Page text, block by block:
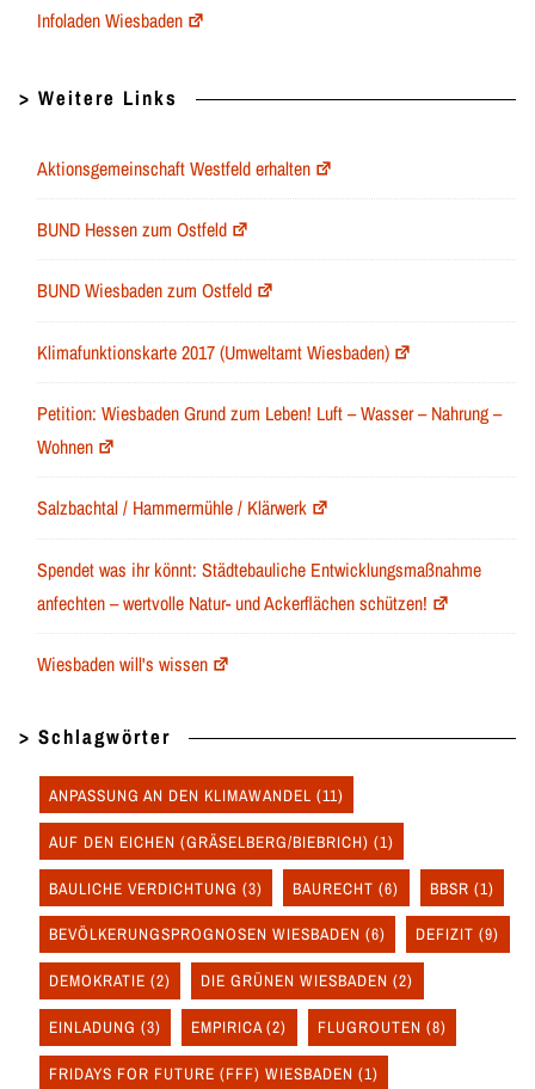
Infoladen Wiesbaden
> Weitere Links
Aktionsgemeinschaft Westfeld erhalten
BUND Hessen zum Ostfeld
BUND Wiesbaden zum Ostfeld
Klimafunktionskarte 2017 (Umweltamt Wiesbaden)
Petition: Wiesbaden Grund zum Leben! Luft – Wasser – Nahrung –
Wohnen
Salzbachtal / Hammermühle / Klärwerk
Spendet was ihr könnt: Städtebauliche Entwicklungsmaßnahme
anfechten – wertvolle Natur- und Ackerflächen schützen!
Wiesbaden will's wissen
> Schlagwörter
ANPASSUNG AN DEN KLIMAWANDEL (11)
AUF DEN EICHEN (GRÄSELBERG/BIEBRICH) (1)
BAULICHE VERDICHTUNG (3) BAURECHT (6) BBSR (1)
BEVÖLKERUNGSPROGNOSEN WIESBADEN (6) DEFIZIT (9)
DEMOKRATIE (2) DIE GRÜNEN WIESBADEN (2)
EINLADUNG (3) EMPIRICA(2) FLUGROUTEN (8)
FRIDAYS FOR FUTURE (FFF) WIESBADEN (1)